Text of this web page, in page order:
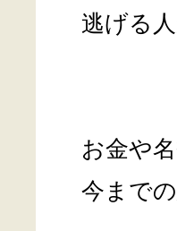
逃げる
お金や
今まで